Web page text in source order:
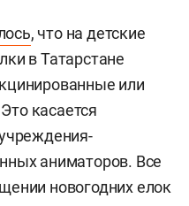
, что на детские
в Татарстане
или
касается
аниматоров. Все
новогодних елок